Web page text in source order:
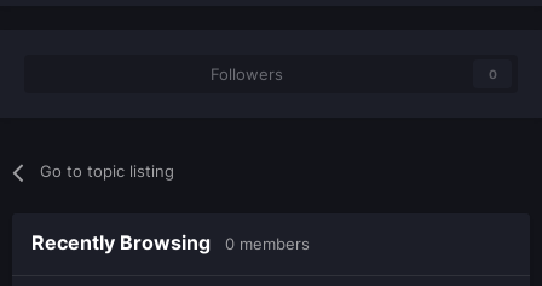
("onClientVehicleCollision"
Followers 0
Go to topic listing
Recently Browsing 0 members